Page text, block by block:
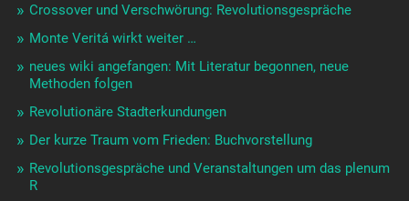
Crossover und Verschwörung: Revolutionsgespräche
Monte Veritá wirkt weiter …
neues wiki angefangen: Mit Literatur begonnen, neue
Methoden folgen
Revolutionäre Stadterkundungen
Der kurze Traum vom Frieden: Buchvorstellung
Revolutionsgespräche und Veranstaltungen um das plenum
R